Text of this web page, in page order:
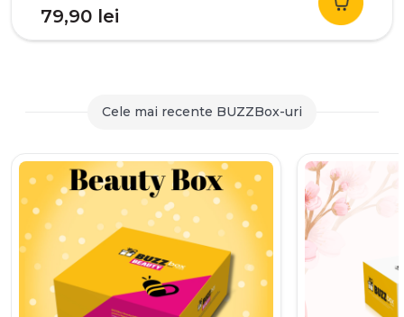
inițial
a
290,00 lei.
79,90 lei
curent
79,90 lei.
Cele mai recente BUZZBox-uri